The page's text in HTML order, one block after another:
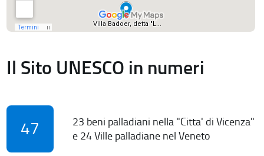
Il Sito UNESCO in numeri
47
23 beni palladiani nella "Citta' di Vicenza"
e 24 Ville palladiane nel Veneto